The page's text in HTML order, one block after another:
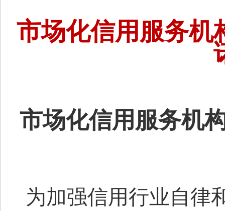
市场化信用服务机
市场化信用服务机
为加强信用行业自律